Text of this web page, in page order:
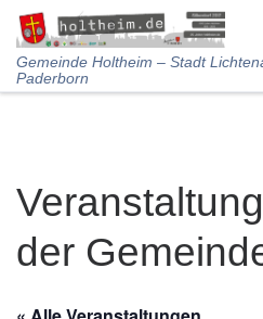
Skip to content
Gemeinde Holtheim – Stadt
Paderborn
der